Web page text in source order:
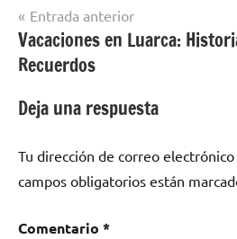
Navegación
de
entradas
Entrada anterior
Vacaciones en Luarca:
Recuerdos
Deja una respuesta
Tu dirección de correo
campos obligatorios están
Comentario *